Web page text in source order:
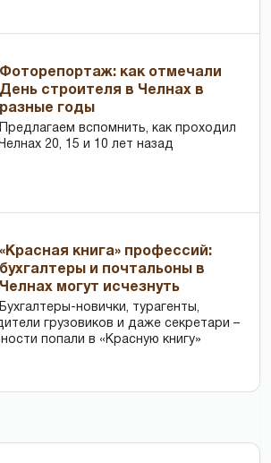
Фоторепортаж: как отмечали
День строителя в Челнах в
разные годы
Предлагаем вспомнить, как проходил
20, 15 и 10 лет назад
«Красная книга» профессий:
бухгалтеры и почтальоны в
Челнах могут исчезнуть
Бухгалтеры-новички, тур­агенты,
грузовиков и даже секретари –
попали в «Красную книгу»